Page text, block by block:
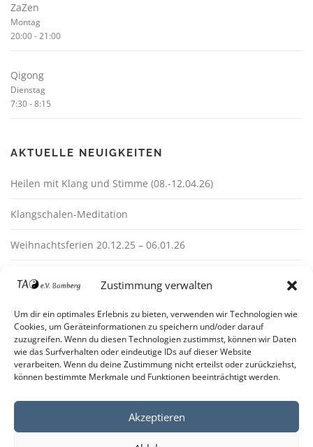
Zustimmung verwalten
Um dir ein optimales Erlebnis zu bieten, verwenden wir Technologien wie
Cookies, um Geräteinformationen zu speichern und/oder darauf
zuzugreifen. Wenn du diesen Technologien zustimmst, können wir Daten
wie das Surfverhalten oder eindeutige IDs auf dieser Website
verarbeiten. Wenn du deine Zustimmung nicht erteilst oder zurückziehst,
können bestimmte Merkmale und Funktionen beeinträchtigt werden.
Akzeptieren
ZaZen
Montag
20:00-21:00
Qigong
Dienstag
7:30-8:15
AKTUELLE NEUIGKEITEN
Heilen mit Klang und Stimme (08.-12.04.26)
Klangschalen-Meditation
Weihnachtsferien 20.12.25 – 06.01.26
Impressum